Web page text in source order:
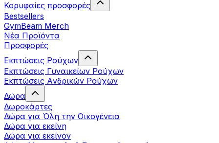
Κορυφαίες προσφορές
Bestsellers
GymBeam Merch
Νέα Προϊόντα
Προσφορές
Εκπτώσεις Ρούχων
Εκπτώσεις Γυναικείων Ρούχων
Εκπτώσεις Aνδρικών Ρούχων
Δώρα
Δωροκάρτες
Δώρα για Όλη την Οικογένεια
Δώρα για εκείνη
Δώρα για εκείνον